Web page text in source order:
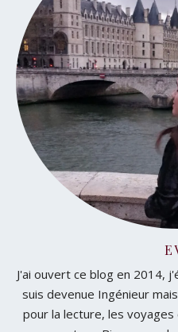
J'ai ouvert ce blog en 2014,
suis devenue Ingénieur
pour la lecture, les